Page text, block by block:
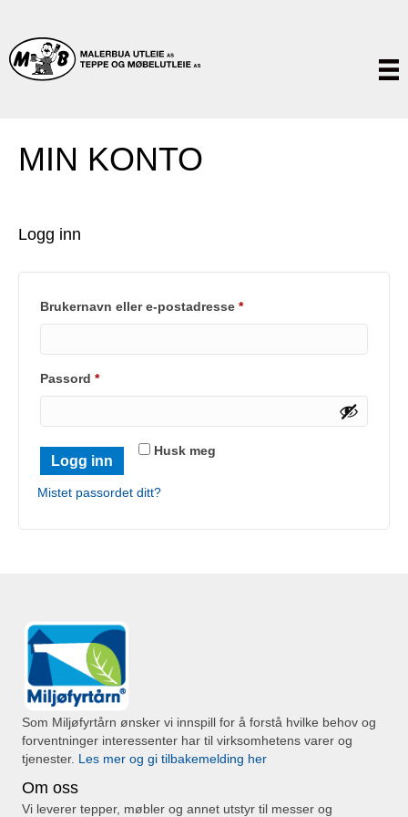
MIN KONTO
Logg inn
Brukernavn eller e-postadresse *Påkrevd
Passord *Påkrevd
Husk meg
Logg inn
Mistet passordet ditt?
Som Miljøfyrtårn ønsker vi innspill for å forstå hvilke behov og
forventninger interessenter har til virksomhetens varer og
tjenester. Les mer og gi tilbakemelding her
Om oss
Vi leverer tepper, møbler og annet utstyr til messer og